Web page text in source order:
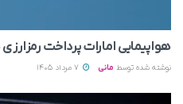
هواپیمایی امارات پرداخت رمزارزی
نوشته شده توسط مانی